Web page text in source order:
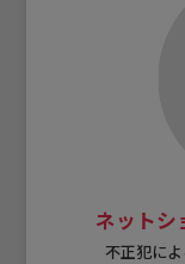
ネットシ
不正犯に